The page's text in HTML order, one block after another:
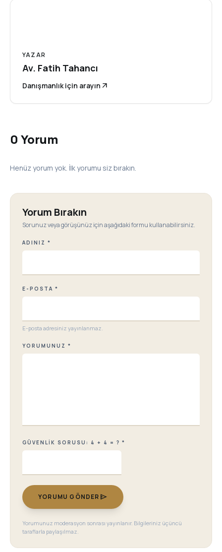
YAZAR
Av. Fatih Tahancı
Danışmanlık için arayın arrow_outward
0 Yorum
Henüz yorum yok. İlk yorumu siz bırakın.
Yorum Bırakın
Sorunuz veya görüşünüz için aşağıdaki formu kullanabilirsiniz.
ADINIZ *
E-POSTA *
E-posta adresiniz yayınlanmaz.
YORUMUNUZ *
GÜVENLIK SORUSU: 4 + 4 = ? *
YORUMU GÖNDER send
Yorumunuz moderasyon sonrası yayınlanır. Bilgileriniz üçüncü
taraflarla paylaşılmaz.